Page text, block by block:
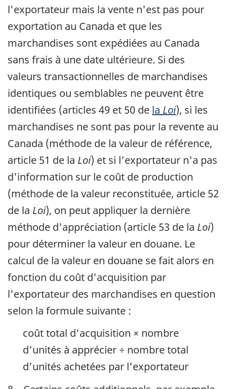
l'exportateur mais la vente n'est pas pour
exportation au Canada et que les
marchandises sont expédiées au Canada
sans frais à une date ultérieure. Si des
valeurs transactionnelles de marchandises
identiques ou semblables ne peuvent être
identifiées (articles 49 et 50 de la Loi), si les
marchandises ne sont pas pour la revente au
Canada (méthode de la valeur de référence,
article 51 de la Loi) et si l'exportateur n'a pas
d'information sur le coût de production
(méthode de la valeur reconstituée, article 52
de la Loi), on peut appliquer la dernière
méthode d'appréciation (article 53 de la Loi)
pour déterminer la valeur en douane. Le
calcul de la valeur en douane se fait alors en
fonction du coût d'acquisition par
l'exportateur des marchandises en question
selon la formule suivante :
coût total d'acquisition × nombre
d'unités à apprécier ÷ nombre total
d'unités achetées par l'exportateur